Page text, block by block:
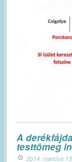
A
testtömeg
2014. március